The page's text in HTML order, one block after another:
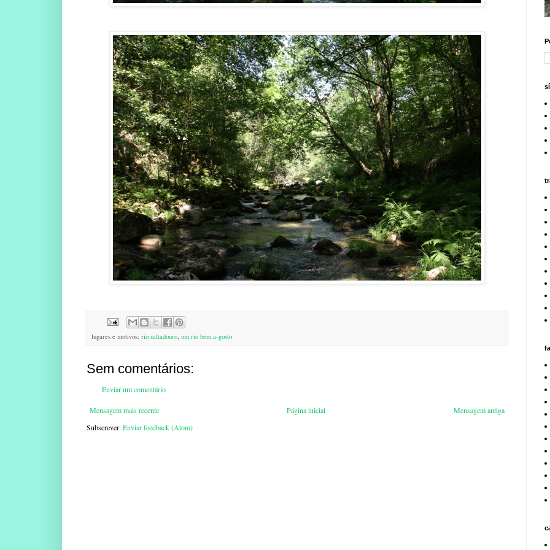
lugares e motivos: rio saltadouro, um rio bem a-gosto
Sem comentários:
Enviar um comentário
Mensagem mais recente Mensagem antiga
Página inicial
Subscrever:Enviar feedback (Atom)